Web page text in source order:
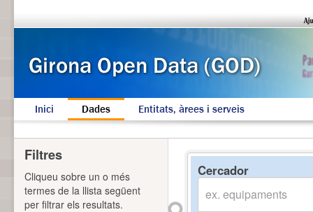
Inici Dades Entitats, àrees i serveis
Cercador
Filtres
Cliqueu sobre un o més
termes de la llista següent
per filtrar els resultats.